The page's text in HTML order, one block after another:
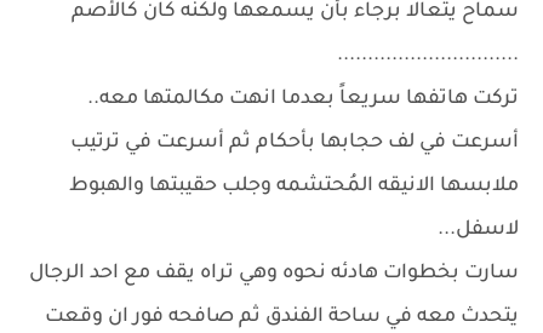
سماح يتعالا برجاء بأن يسمعها ولكنه كان كالأصم
..............................
تركت هاتفها سريعاً بعدما انهت مكالمتها معه..
أسرعت في لف حجابها بأحكام ثم أسرعت في ترتيب
ملابسها الانيقه المُحتشمه وجلب حقيبتها والهبوط
لاسفل...
سارت بخطوات هادئه نحوه وهي تراه يقف مع احد الرجال
يتحدث معه في ساحة الفندق ثم صافحه فور ان وقعت